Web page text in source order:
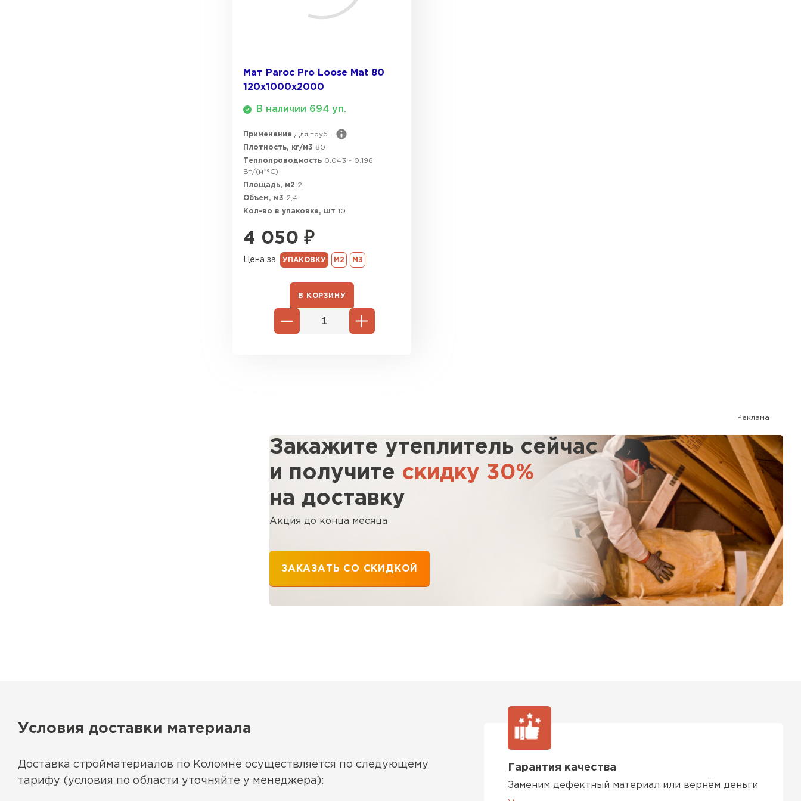
Мат Paroc Pro Loose Mat 80
120х1000х2000
В наличии 694 уп.
Применение Для труб...
Плотность, кг/м3 80
Теплопроводность 0.043 - 0.196
Вт/(м*°C)
Площадь, м2 2
Объем, м3 2,4
Кол-во в упаковке, шт 10
4 050 ₽
Цена за УПАКОВКУ М2 М3
В КОРЗИНУ
Реклама
Закажите утеплитель сейчас
и получите скидку 30%
на доставку
Акция до конца месяца
ЗАКАЗАТЬ СО СКИДКОЙ
Условия доставки материала
Доставка стройматериалов по Коломне осуществляется по следующему
тарифу (условия по области уточняйте у менеджера):
Гарантия качества
Заменим дефектный материал или вернём деньги
ВСЕ ПРОИЗВОДИТЕЛИ